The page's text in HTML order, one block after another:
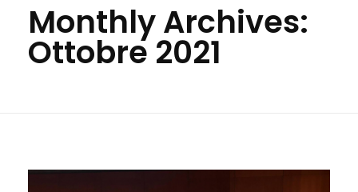
Monthly Archives:
Ottobre 2021